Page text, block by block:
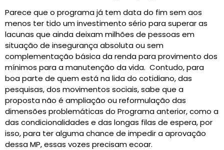
Parece que o programa já tem data do fim sem aos
menos ter tido um investimento sério para superar as
lacunas que ainda deixam milhões de pessoas em
situação de insegurança absoluta ou sem
complementação básica da renda para provimento dos
mínimos para a manutenção da vida. Contudo, para
boa parte de quem está na lida do cotidiano, das
pesquisas, dos movimentos sociais, sabe que a
proposta não é ampliação ou reformulação das
dimensões problemáticas do Programa anterior, como a
das condicionalidades e das longas filas de espera, por
isso, para ter alguma chance de impedir a aprovação
dessa MP, essas vozes precisam ecoar.